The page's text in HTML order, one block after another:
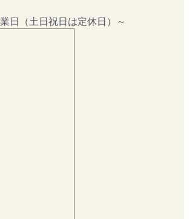
日（土日祝日は定休日）～